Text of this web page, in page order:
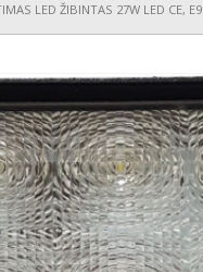
LED ŽIBINTAS 27W LED CE, E9